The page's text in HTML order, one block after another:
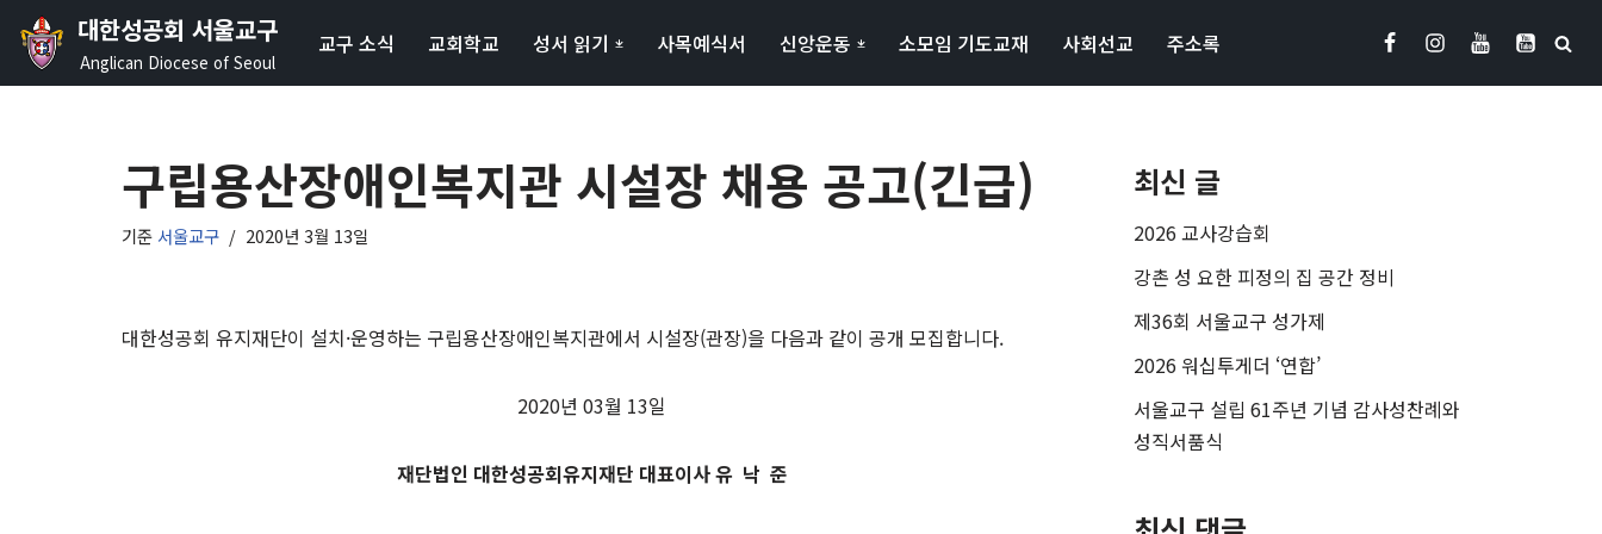
콘
대한성공회 서울교구
Anglican Diocese of Seoul
교구 소식 교회학교 성서 읽기 사목예식서 신앙운동 소모임 기도교재 사회선교 주소록
구립용산장애인복지관 시설장 채용 공고(긴급)
기준 서울교구 2020년 3월 13일
대한성공회 유지재단이 설치·운영하는 구립용산장애인복지관에서 시설장(관장)을 다음과 같이 공개 모집합니다.
2020년 03월 13일
재단법인 대한성공회유지재단 대표이사 유 낙 준
최신 글
2026 교사강습회
강촌 성 요한 피정의 집 공간 정비
제36회 서울교구 성가제
2026 워십투게더 ‘연합’
서울교구 설립 61주년 기념 감사성찬례와
성직서품식